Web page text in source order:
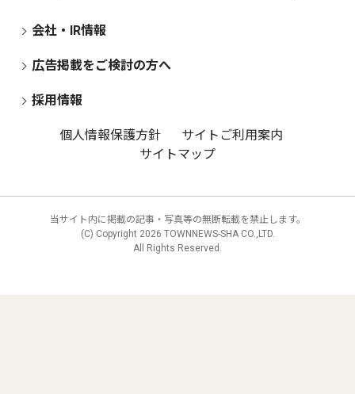
会社・IR情報
広告掲載をご検討の方へ
採用情報
個人情報保護方針
サイトご利用案内
サイトマップ
当サイト内に掲載の記事・写真等の無断転載を禁止します。
(C) Copyright 2026 TOWNNEWS-SHA CO.,LTD.
All Rights Reserved.